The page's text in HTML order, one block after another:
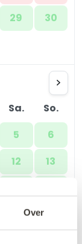
Over
29 30
Sa.
So.
5 6
12 13